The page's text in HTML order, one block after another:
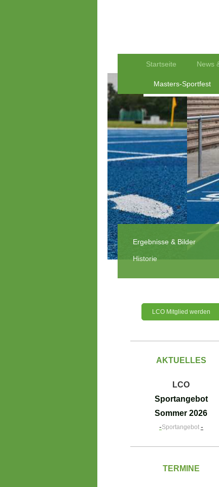
Startseite News
Masters-Sportfest
Ergebnisse & Bilder
Historie
LCO Mitglied werden
AKTUELLES
LCO
Sportangebot
Sommer 2026
-Sportangebot -
TERMINE